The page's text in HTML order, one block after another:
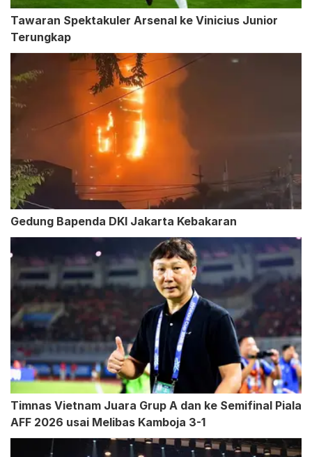
Tawaran Spektakuler Arsenal ke Vinicius Junior
Terungkap
Gedung Bapenda DKI Jakarta Kebakaran
Timnas Vietnam Juara Grup A dan ke Semifinal Piala
AFF 2026 usai Melibas Kamboja 3-1